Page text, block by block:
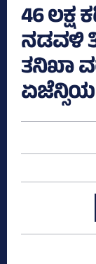
46
ನಡವಳಿ
ತನಿಖಾ
ಏಜೆನ್ಸಿಯ